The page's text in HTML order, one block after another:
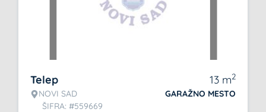
Telep
NOVI SAD
ŠIFRA: #559669
13 m2
GARAŽNO MESTO